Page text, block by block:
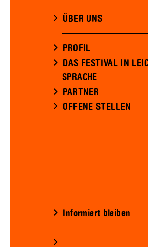
ÜBER UNS
PROFIL
DAS FESTIVAL IN
SPRACHE
PARTNER
OFFENE STELLEN
Informiert bleiben